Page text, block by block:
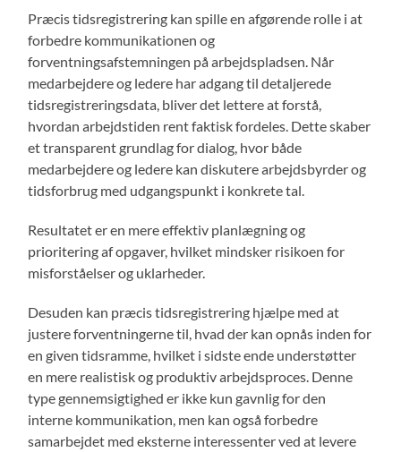
Præcis tidsregistrering kan spille en afgørende rolle i at
forbedre kommunikationen og
forventningsafstemningen på arbejdspladsen. Når
medarbejdere og ledere har adgang til detaljerede
tidsregistreringsdata, bliver det lettere at forstå,
hvordan arbejdstiden rent faktisk fordeles. Dette skaber
et transparent grundlag for dialog, hvor både
medarbejdere og ledere kan diskutere arbejdsbyrder og
tidsforbrug med udgangspunkt i konkrete tal.
Resultatet er en mere effektiv planlægning og
prioritering af opgaver, hvilket mindsker risikoen for
misforståelser og uklarheder.
Desuden kan præcis tidsregistrering hjælpe med at
justere forventningerne til, hvad der kan opnås inden for
en given tidsramme, hvilket i sidste ende understøtter
en mere realistisk og produktiv arbejdsproces. Denne
type gennemsigtighed er ikke kun gavnlig for den
interne kommunikation, men kan også forbedre
samarbejdet med eksterne interessenter ved at levere